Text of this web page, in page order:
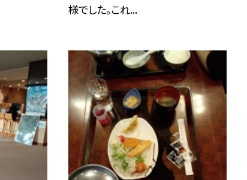
様でした。これ...